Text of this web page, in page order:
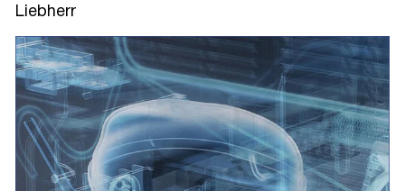
Liebherr